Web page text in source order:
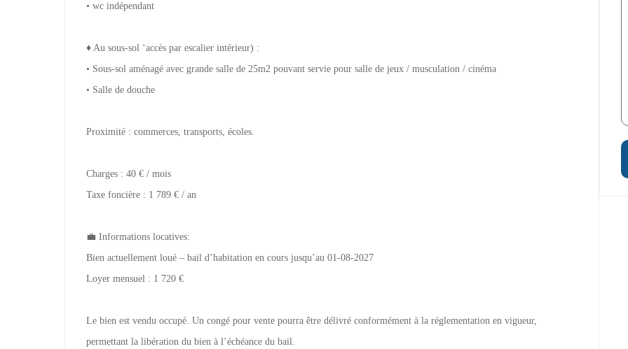
• wc indépendant
♦ Au sous-sol ‘accès par escalier intérieur) :
• Sous-sol aménagé avec grande salle de 25m2 pouvant servie pour salle de jeux / musculation / cinéma
• Salle de douche
Proximité : commerces, transports, écoles.
Charges : 40 € / mois
Taxe foncière : 1 789 € / an
💼 Informations locatives:
Bien actuellement loué – bail d’habitation en cours jusqu’au 01-08-2027
Loyer mensuel : 1 720 €
Le bien est vendu occupé. Un congé pour vente pourra être délivré conformément à la réglementation en vigueur,
permettant la libération du bien à l’échéance du bail.